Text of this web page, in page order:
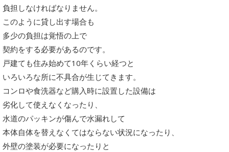
負担しなければなりません。
このように貸し出す場合も
多少の負担は覚悟の上で
契約をする必要があるのです。
戸建ても住み始めて10年くらい経つと
いろいろな所に不具合が生じてきます。
コンロや食洗器など購入時に設置した設備は
劣化して使えなくなったり、
水道のパッキンが傷んで水漏れして
本体自体を替えなくてはならない状況になったり、
外壁の塗装が必要になったりと